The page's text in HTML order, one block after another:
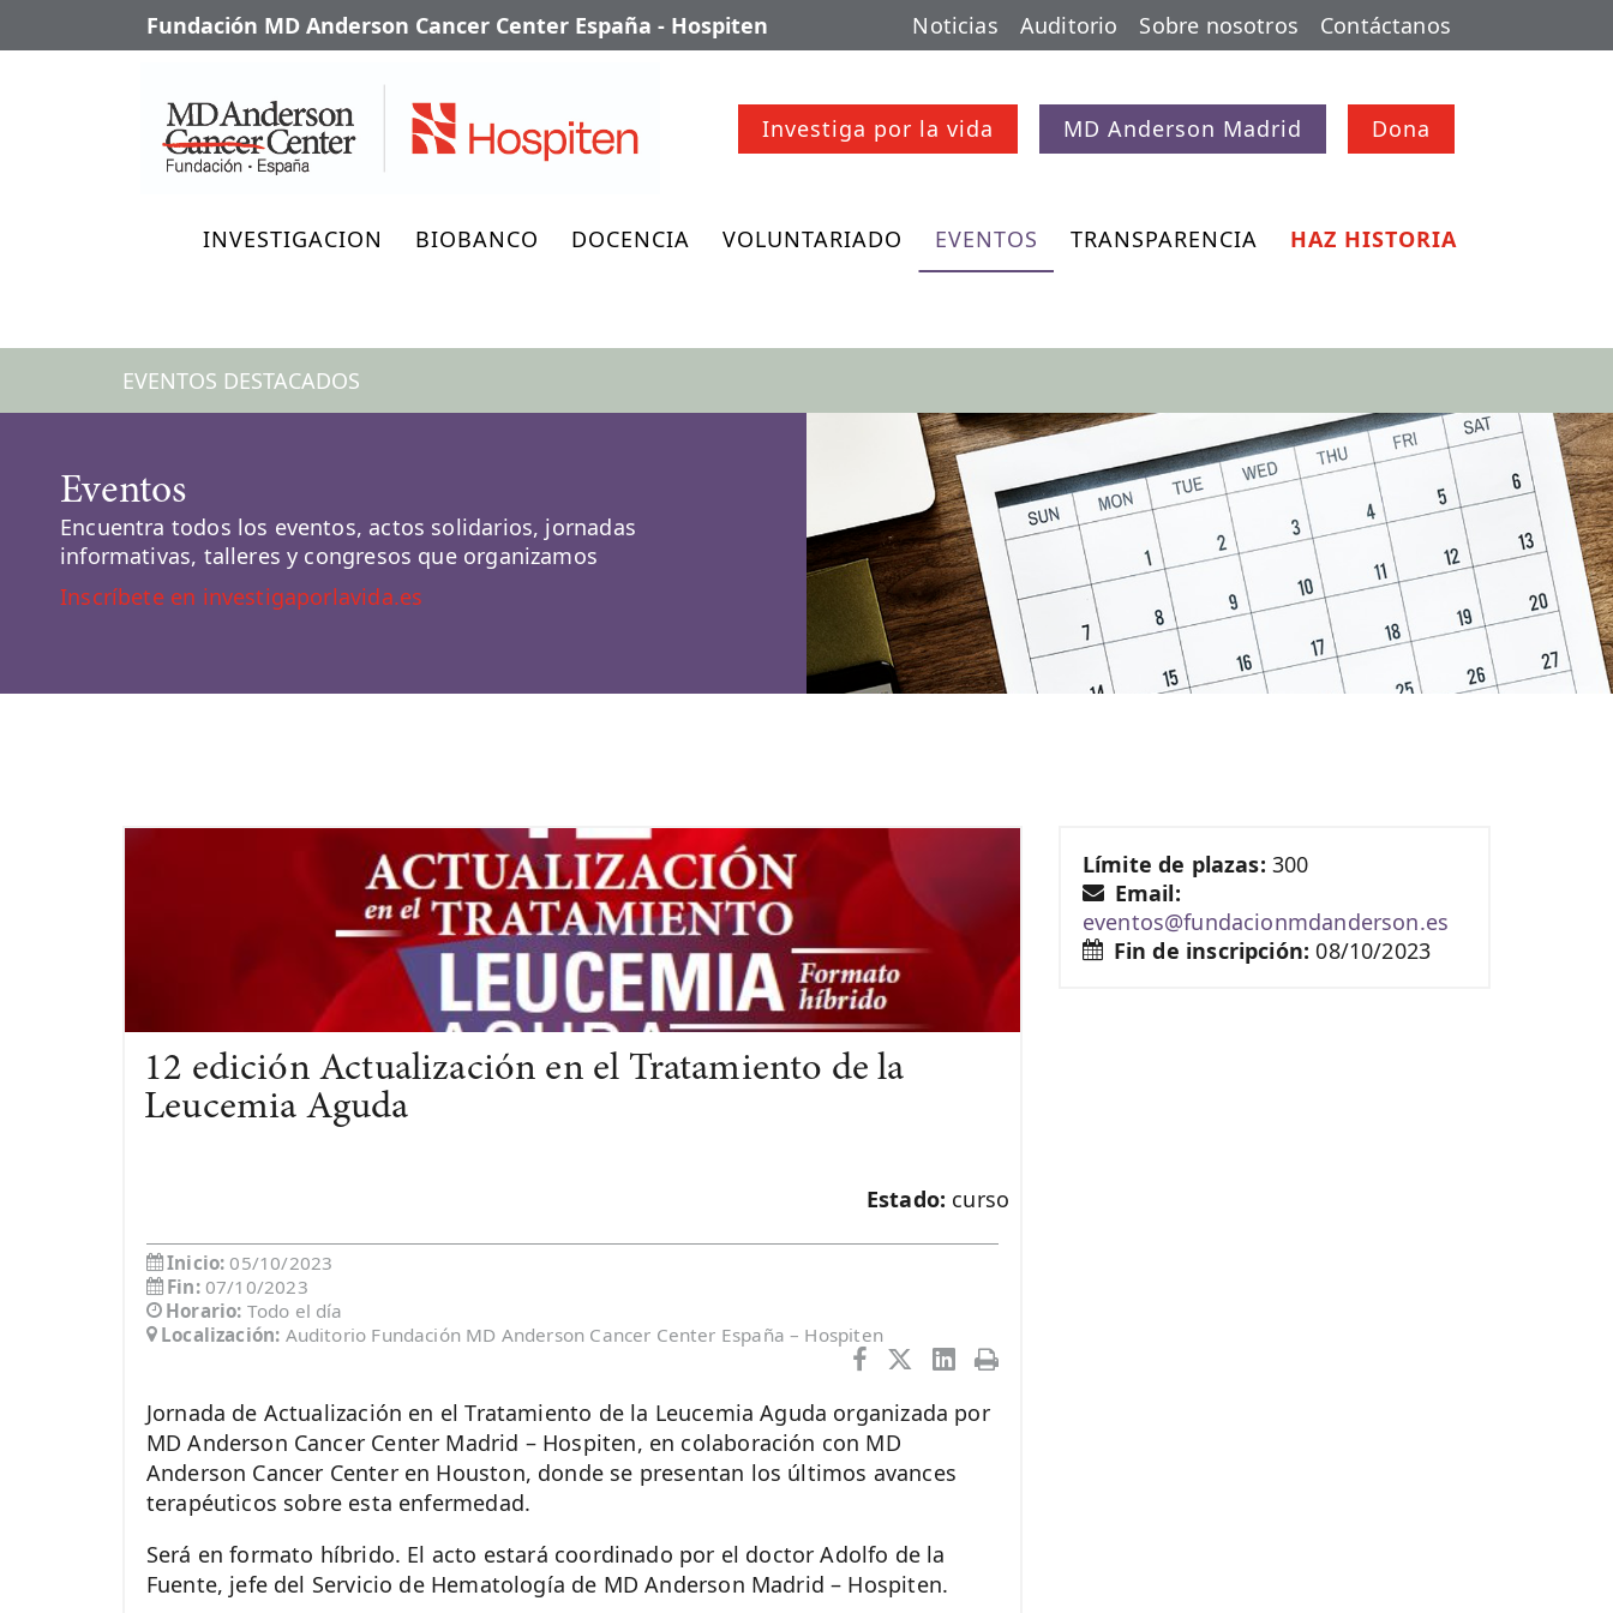
Fundación MD Anderson Cancer Center España - Hospiten Contáctanos
Sobre nosotros
Auditorio
Noticias
Dona
MD Anderson Madrid
Investiga por la vida
INVESTIGACION BIOBANCO DOCENCIA VOLUNTARIADO EVENTOS TRANSPARENCIA HAZ HISTORIA
EVENTOS DESTACADOS
Eventos
Encuentra todos los eventos, actos solidarios, jornadas
informativas, talleres y congresos que organizamos
Inscríbete en investigaporlavida.es
12 edición Actualización en el Tratamiento de la
Leucemia Aguda
Estado: curso
Inicio:05/10/2023
Fin: 07/10/2023
Horario: Todo el día
Localización: Auditorio Fundación MD Anderson Cancer Center España – Hospiten
Jornada de Actualización en el Tratamiento de la Leucemia Aguda organizada por
MD Anderson Cancer Center Madrid – Hospiten, en colaboración con MD
Anderson Cancer Center en Houston, donde se presentan los últimos avances
terapéuticos sobre esta enfermedad.
Será en formato híbrido. El acto estará coordinado por el doctor Adolfo de la
Fuente, jefe del Servicio de Hematología de MD Anderson Madrid – Hospiten.
Límite de plazas: 300
Email:
eventos@fundacionmdanderson.es
Fin de inscripción:08/10/2023